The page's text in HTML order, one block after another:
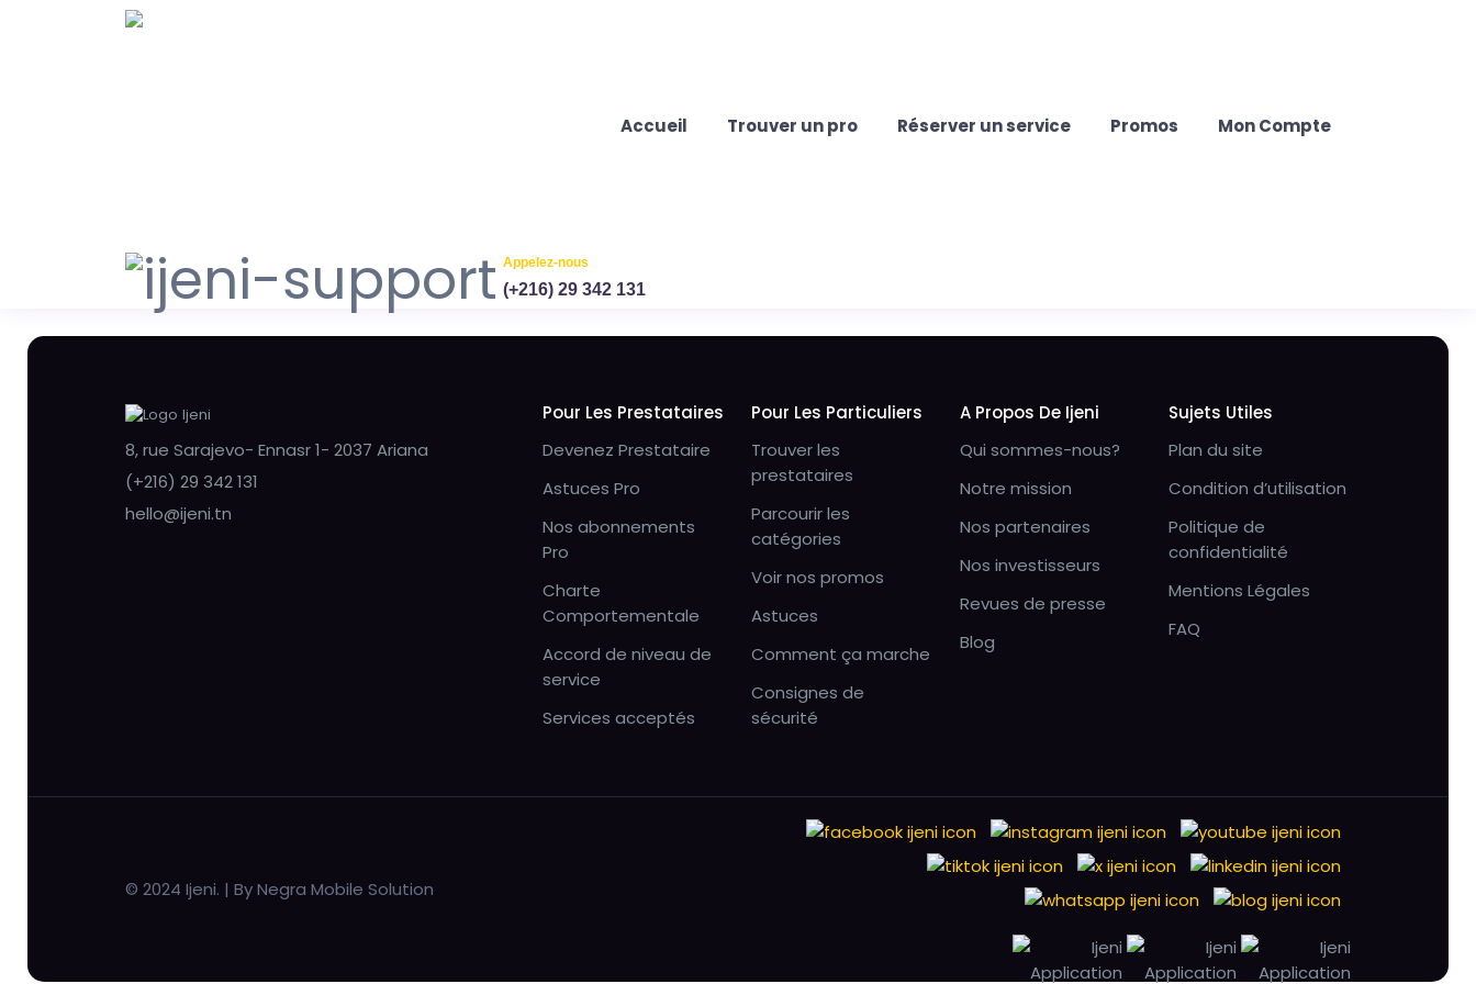
Accueil Trouver un pro Réserver un service Promos Mon Compte
Appelez-nous
(+216) 29 342 131
8, rue Sarajevo- Ennasr 1- 2037 Ariana
(+216) 29 342 131
hello@ijeni.tn
Pour Les Prestataires
Devenez Prestataire
Astuces Pro
Nos abonnements
Pro
Charte
Comportementale
Accord de niveau de
service
Services acceptés
Pour Les Particuliers
Trouver les
prestataires
Parcourir les
catégories
Voir nos promos
Astuces
Comment ça marche
Consignes de
sécurité
A Propos De Ijeni
Qui sommes-nous?
Notre mission
Nos partenaires
Nos investisseurs
Revues de presse
Blog
Sujets Utiles
Plan du site
Condition d’utilisation
Politique de
confidentialité
Mentions Légales
FAQ
© 2024 Ijeni. | By Negra Mobile Solution